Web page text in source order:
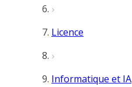
Licence
Informatique et IA